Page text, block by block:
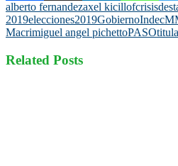
alberto fernandezaxel kicillofcrisis
2019elecciones2019GobiernoIndecM
Macrimiguel angel pichettoPASO
Related Posts